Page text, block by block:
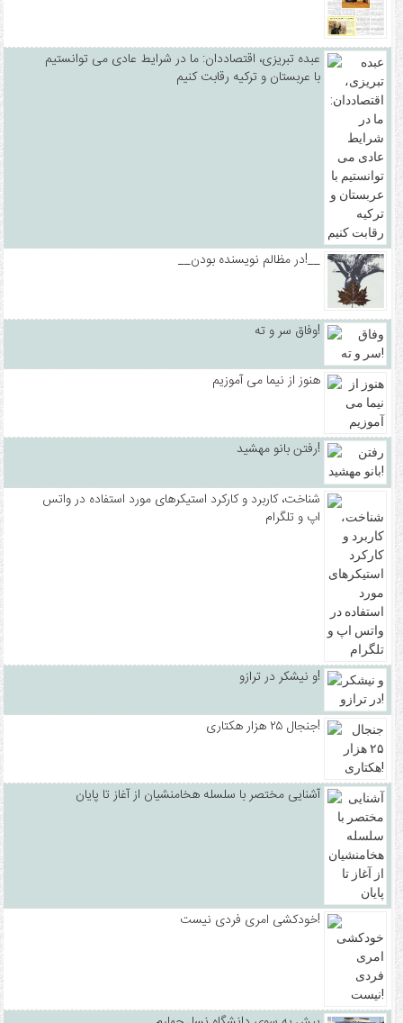
عبده تبریزی، اقتصاددان: ما در شرایط عادی می توانستیم
با عربستان و ترکیه رقابت کنیم
__در مظالم نویسنده بودن!__
وفاق سر و ته!
هنوز از نیما می آموزیم
رفتن بانو مهشید!
شناخت، کاربرد و کارکرد استیکرهای مورد استفاده در واتس
اپ و تلگرام
و نیشکر در ترازو!
جنجال ۲۵ هزار هکتاری!
آشنایی مختصر با سلسله هخامنشیان از آغاز تا پایان
خودکشی امری فردی نیست!